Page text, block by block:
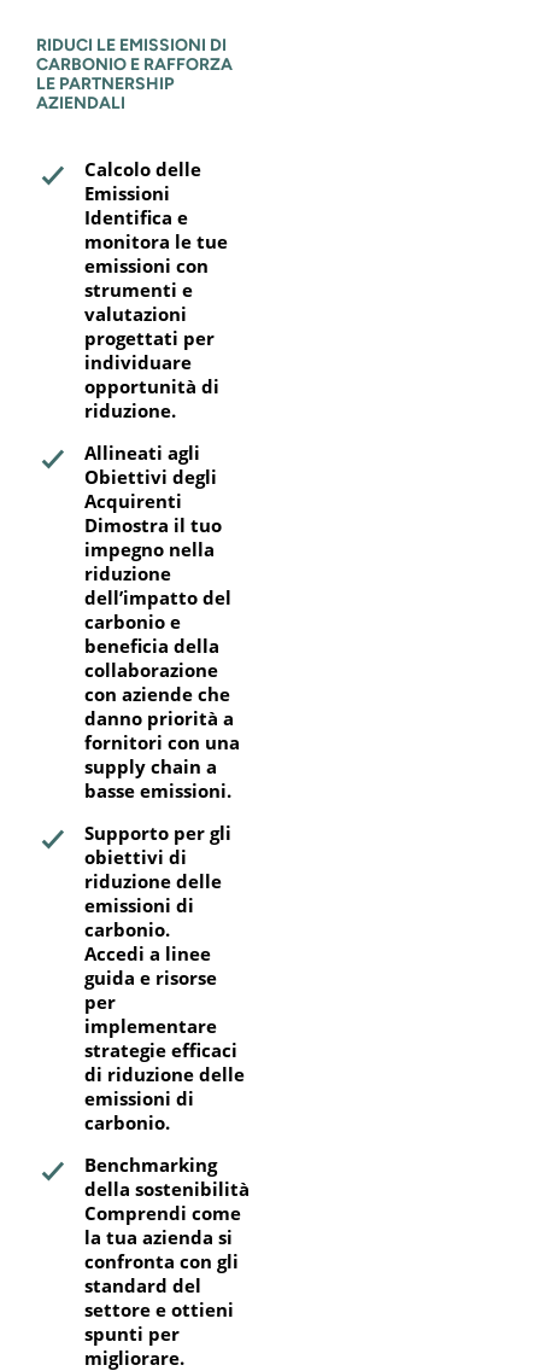
RIDUCI LE EMISSIONI DI
CARBONIO E RAFFORZA
LE PARTNERSHIP
AZIENDALI
Calcolo delle
Emissioni
Identifica e
monitora le tue
emissioni con
strumenti e
valutazioni
progettati per
individuare
opportunità di
riduzione.
Allineati agli
Obiettivi degli
Acquirenti
Dimostra il tuo
impegno nella
riduzione
dell’impatto del
carbonio e
beneficia della
collaborazione
con aziende che
danno priorità a
fornitori con una
supply chain a
basse emissioni.
Supporto per gli
obiettivi di
riduzione delle
emissioni di
carbonio.
Accedi a linee
guida e risorse
per
implementare
strategie efficaci
di riduzione delle
emissioni di
carbonio.
Benchmarking
della sostenibilità
Comprendi come
la tua azienda si
confronta con gli
standard del
settore e ottieni
spunti per
migliorare.